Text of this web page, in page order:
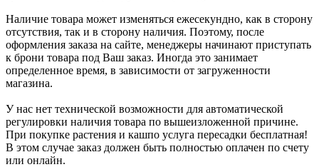
Наличие товара может изменяться ежесекундно, как в сторону
отсутствия, так и в сторону наличия. Поэтому, после
оформления заказа на сайте, менеджеры начинают приступать
к брони товара под Ваш заказ. Иногда это занимает
определенное время, в зависимости от загруженности
магазина.
У нас нет технической возможности для автоматической
регулировки наличия товара по вышеизложенной причине.
При покупке растения и кашпо услуга пересадки бесплатная!
В этом случае заказ должен быть полностью оплачен по счету
или онлайн.